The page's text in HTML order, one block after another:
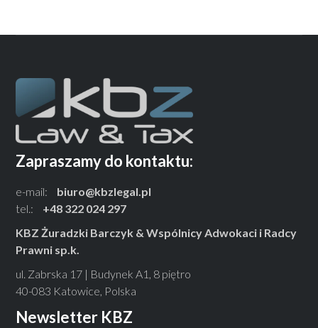
Zapraszamy do kontaktu:
e-mail:
biuro@kbzlegal.pl
tel.:
+48 322 024 297
KBZ Żuradzki Barczyk & Wspólnicy Adwokaci i Radcy
Prawni sp.k.
ul. Zabrska 17 | Budynek A1, 8 piętro
40-083 Katowice, Polska
Newsletter KBZ